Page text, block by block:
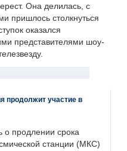
Она делилась, с
пришлось столкнуться
оказался
представителями шоу-
продолжит участие в
о продлении срока
станции (МКС)